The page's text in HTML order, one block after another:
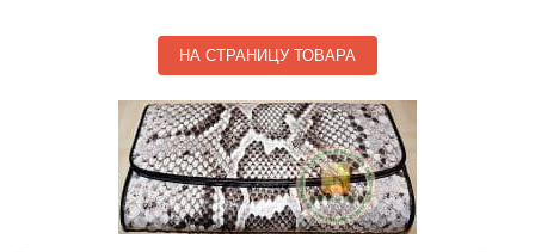
НА СТРАНИЦУ ТОВАРА